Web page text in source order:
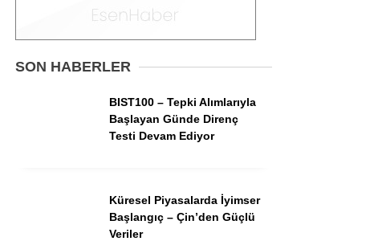
Gündem
Ekonomi
Borsa
Spor
SON HABERLER
BIST100 – Tepki Alımlarıyla
Başlayan Günde Direnç
Testi Devam Ediyor
Küresel Piyasalarda İyimser
Başlangıç – Çin’den Güçlü
Veriler